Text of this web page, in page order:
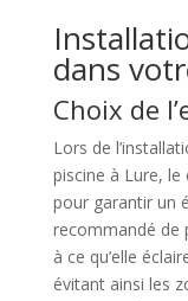
dans
Choix de
Lors de
piscine à Lure, le
pour garantir un
recommandé de
à ce qu’elle
évitant ainsi les